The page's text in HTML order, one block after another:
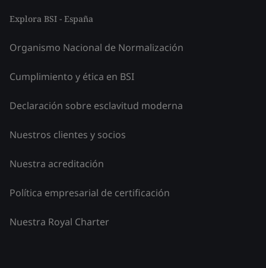
Explora BSI - España
Organismo Nacional de Normalización
Cumplimiento y ética en BSI
Declaración sobre esclavitud moderna
Nuestros clientes y socios
Nuestra acreditación
Política empresarial de certificación
Nuestra Royal Charter